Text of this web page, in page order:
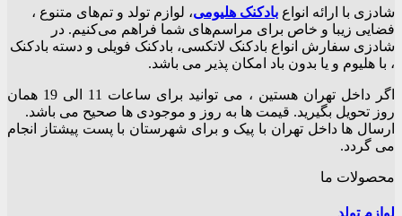
۳۱۰,۰۰۰تومان
انواع بادکنک‌ هلیومی، لوازم تولد و تم‌های متنوع ،
و خاص برای مراسم‌های شما فراهم می‌کنیم. در
انواع بادکنک لاتکسی، بادکنک فویلی و دسته بادکنک
و یا بدون باد امکان پذیر می باشد.
اگر داخل تهران هستین ، می توانید برای ساعات 11 الی 19 همان
بگیرید. قیمت ها به روز و موجودی ها صحیح می باشد.
تهران با پیک و برای شهرستان با پست پیشتاز انجام
ما